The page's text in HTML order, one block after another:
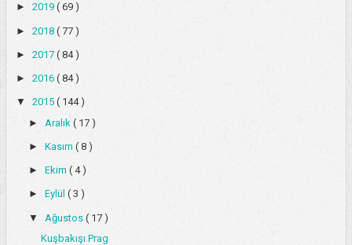
► 2019 ( 69 )
► 2018 ( 77 )
► 2017 ( 84 )
► 2016 ( 84 )
▼ 2015 ( 144 )
► Aralık ( 17 )
► Kasım ( 8 )
► Ekim ( 4 )
► Eylül ( 3 )
▼ Ağustos ( 17 )
Kuşbakışı Prag